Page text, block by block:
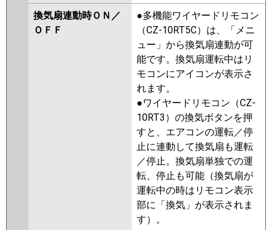
換気扇連動時ＯＮ／
ＯＦＦ
●多機能ワイヤードリモコン
（CZ-10RT5C）は、「メニ
ュー」から換気扇連動が可
能です。換気扇運転中はリ
モコンにアイコンが表示さ
れます。
●ワイヤードリモコン（CZ-
10RT3）の換気ボタンを押
すと、エアコンの運転／停
止に連動して換気扇も運転
／停止。換気扇単独での運
転、停止も可能（換気扇が
運転中の時はリモコン表示
部に「換気」が表示されま
す）。